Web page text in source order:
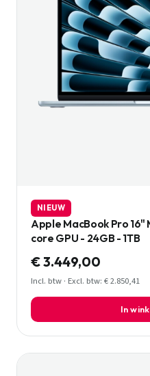
NIEUW
Apple MacBook Pro 16"
core GPU - 24GB - 1TB
€ 3.449,00
Incl. btw · Excl. btw: € 2.850,41
In